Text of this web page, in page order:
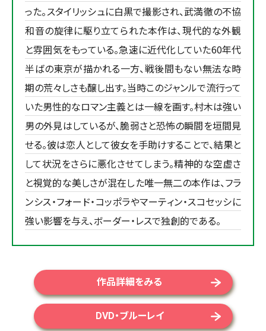
った。スタイリッシュに白黒で撮影され、武満徹の不協
和音の旋律に駆り立てられた本作は、現代的な外観
と雰囲気をもっている。急速に近代化していた60年代
半ばの東京が描かれる一方、戦後間もない無法な時
期の荒々しさも醸し出す。当時このジャンルで流行って
いた男性的なロマン主義とは一線を画す。村木は強い
男の外見はしているが、脆弱さと恐怖の瞬間を垣間見
せる。彼は恋人として彼女を手助けすることで、結果と
して状況をさらに悪化させてしまう。精神的な空虚さ
と視覚的な美しさが混在した唯一無二の本作は、フラ
ンシス・フォード・コッポラやマーティン・スコセッシに
強い影響を与え、ボーダー・レスで独創的である。
作品詳細をみる
DVD・ブルーレイ